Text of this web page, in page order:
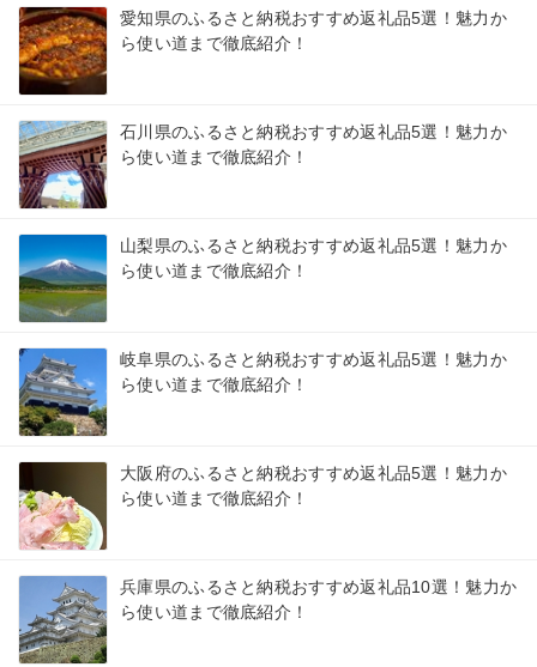
愛知県のふるさと納税おすすめ返礼品5選！魅力か
ら使い道まで徹底紹介！
石川県のふるさと納税おすすめ返礼品5選！魅力か
ら使い道まで徹底紹介！
山梨県のふるさと納税おすすめ返礼品5選！魅力か
ら使い道まで徹底紹介！
岐阜県のふるさと納税おすすめ返礼品5選！魅力か
ら使い道まで徹底紹介！
大阪府のふるさと納税おすすめ返礼品5選！魅力か
ら使い道まで徹底紹介！
兵庫県のふるさと納税おすすめ返礼品10選！魅力か
ら使い道まで徹底紹介！